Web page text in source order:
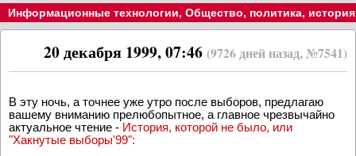
Информационные технологии, Общество, политика,
20 декабря 1999, 07:46 (9726 дней назад, №7541)
В эту ночь, а точнее уже утро после выборов, предлагаю
вашему вниманию прелюбопытное, а главное чрезвычайно
актуальное чтение - История, которой не было, или
"Хакнутые выборы'99":